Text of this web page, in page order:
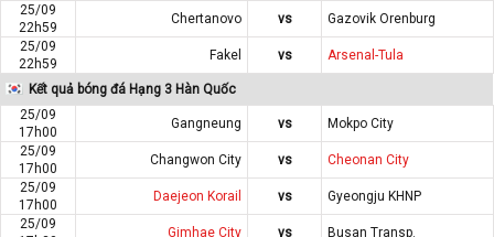
25/09
22h59
Chertanovo vs
Gazovik Orenburg
25/09
22h59
Fakel vs Arsenal-Tula
Kết quả bóng đá Hạng 3 Hàn Quốc
25/09
17h00
Gangneung vs
Mokpo City
25/09
17h00
Changwon City vs
Cheonan City
25/09
17h00
Daejeon Korail vs
Gyeongju KHNP
25/09
Gimhae City vs Busan Transp.